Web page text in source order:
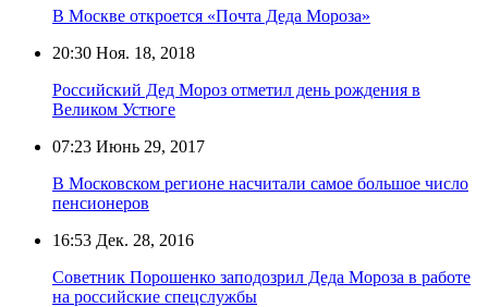
В Москве откроется «Почта Деда Мороза»
20:30 Ноя. 18, 2018
Российский Дед Мороз отметил день рождения в
Великом Устюге
07:23 Июнь 29, 2017
В Московском регионе насчитали самое большое число
пенсионеров
16:53 Дек. 28, 2016
Советник Порошенко заподозрил Деда Мороза в работе
на российские спецслужбы